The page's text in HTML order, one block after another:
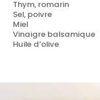
Thym, romarin
Sel, poivre
Miel
Vinaigre balsamique
Huile d’olive